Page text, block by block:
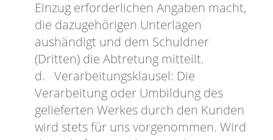
Einzug erforderlichen Angaben macht,
die dazugehörigen Unterlagen
aushändigt und dem Schuldner
(Dritten) die Abtretung mitteilt.
d. Verarbeitungsklausel: Die
Verarbeitung oder Umbildung des
gelieferten Werkes durch den Kunden
wird stets für uns vorgenommen. Wird